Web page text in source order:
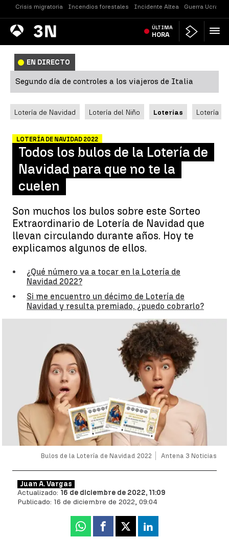
Crisis migratoria Incendios forestales Incidente Altea Guerra Ucrania
Antena
3 Noticias ÚLTIMA
HORA
EN DIRECTO
Segundo día de controles a los viajeros de Italia
Lotería de Navidad Lotería del Niño Loterías Lotería
LOTERÍA DE NAVIDAD 2022
Todos los bulos de la Lotería de
Navidad para que no te la
cuelen
Son muchos los bulos sobre este Sorteo
Extraordinario de Lotería de Navidad que
llevan circulando durante años. Hoy te
explicamos algunos de ellos.
¿Qué número va a tocar en la Lotería de
Navidad 2022?
Si me encuentro un décimo de Lotería de
Navidad y resulta premiado, ¿puedo cobrarlo?
Bulos de la Lotería de Navidad 2022 Antena 3 Noticias
Juan A. Vargas
Actualizado: 16 de diciembre de 2022, 11:09
Publicado: 16 de diciembre de 2022, 09:04
Whatsapp
Facebook
X Linkedin